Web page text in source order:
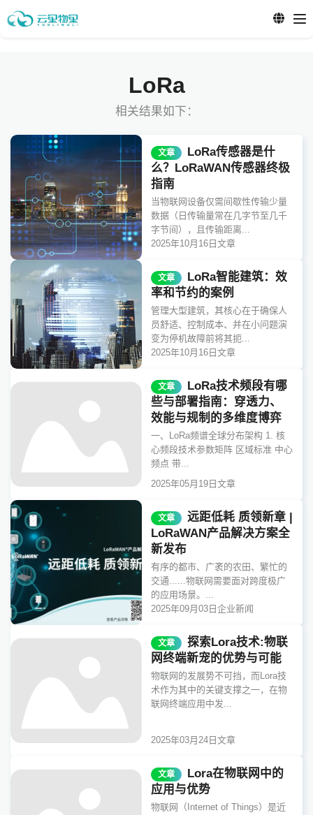
LoRa
相关结果如下：
文章
LoRa传感器是什
么？LoRaWAN传感器终极
指南
当物联网设备仅需间歇性传输少量
数据（日传输量常在几字节至几千
字节间），且传输距离...
2025年10月16日文章
文章
LoRa智能建筑：效
率和节约的案例
管理大型建筑，其核心在于确保人
员舒适、控制成本、并在小问题演
变为停机故障前将其扼...
2025年10月16日文章
文章
LoRa技术频段有哪
些与部署指南：穿透力、
效能与规制的多维度博弈
一、LoRa频谱全球分布架构 1. 核
心频段技术参数矩阵 区域标准 中心
频点 带...
2025年05月19日文章
文章
远距低耗 质领新章 |
LoRaWAN产品解决方案全
新发布
有序的都市、广袤的农田、繁忙的
交通......物联网需要面对跨度极广
的应用场景。...
2025年09月03日企业新闻
文章
探索Lora技术:物联
网终端新宠的优势与可能
物联网的发展势不可挡，而Lora技
术作为其中的关键支撑之一，在物
联网终端应用中发...
2025年03月24日文章
文章
Lora在物联网中的
应用与优势
物联网（Internet of Things）是近